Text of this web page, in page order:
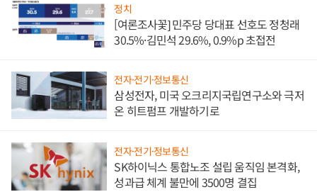
정치
[여론조사꽃] 민주당 당대표 선호도 정청래
30.5%·김민석 29.6%, 0.9%p 초접전
전자·전기·정보통신
삼성전자, 미국 오크리지국립연구소와 극저
온 히트펌프 개발하기로
전자·전기·정보통신
SK하이닉스 통합노조 설립 움직임 본격화,
성과급 체계 불만에 3500명 결집